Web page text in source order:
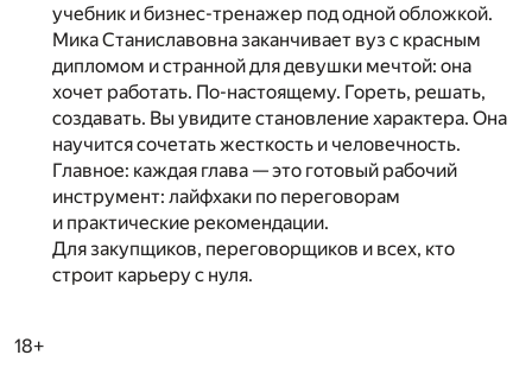
учебник и бизнес-тренажер под одной обложкой.
Мика Станиславовна заканчивает вуз с красным
дипломом и странной для девушки мечтой: она
хочет работать. По-настоящему. Гореть, решать,
создавать. Вы увидите становление характера. Она
научится сочетать жесткость и человечность.
Главное: каждая глава — это готовый рабочий
инструмент: лайфхаки по переговорам
и практические рекомендации.
Для закупщиков, переговорщиков и всех, кто
строит карьеру с нуля.
18+